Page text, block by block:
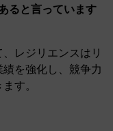
ると言っています
レジリエンスはリ
を強化し、競争力
す。